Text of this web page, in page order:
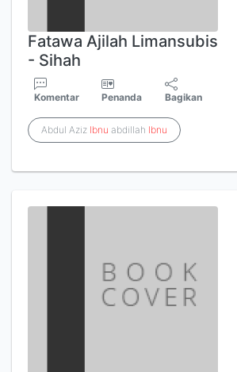
Fatawa Ajilah Limansubis
- Sihah
Komentar Penanda Bagikan
Abdul Aziz Ibnu abdillah Ibnu